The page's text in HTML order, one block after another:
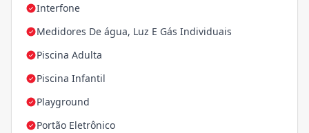
Interfone
Medidores De água, Luz E Gás Individuais
Piscina Adulta
Piscina Infantil
Playground
Portão Eletrônico